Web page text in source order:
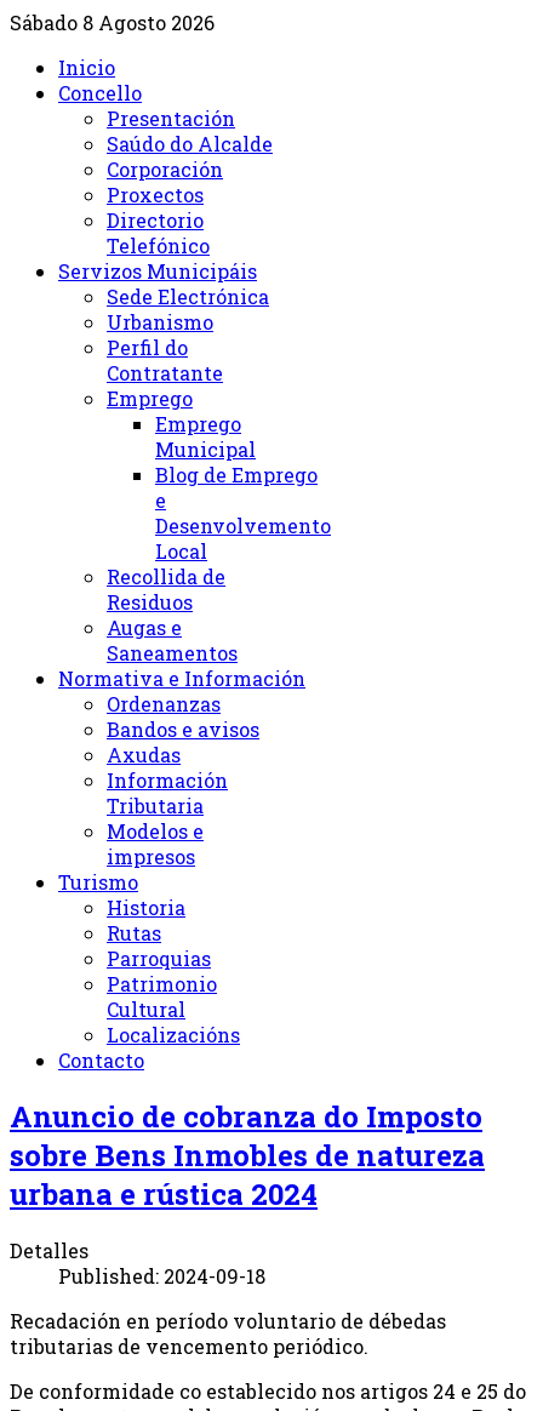
Sábado 8 Agosto 2026
Inicio
Concello
Presentación
Saúdo do Alcalde
Corporación
Proxectos
Directorio
Telefónico
Servizos Municipáis
Sede Electrónica
Urbanismo
Perfil do
Contratante
Emprego
Emprego
Municipal
Blog de Emprego
e
Desenvolvemento
Local
Recollida de
Residuos
Augas e
Saneamentos
Normativa e Información
Ordenanzas
Bandos e avisos
Axudas
Información
Tributaria
Modelos e
impresos
Turismo
Historia
Rutas
Parroquias
Patrimonio
Cultural
Localizacións
Contacto
Anuncio de cobranza do Imposto
sobre Bens Inmobles de natureza
urbana e rústica 2024
Detalles
Published: 2024-09-18
Recadación en período voluntario de débedas
tributarias de vencemento periódico.
De conformidade co establecido nos artigos 24 e 25 do